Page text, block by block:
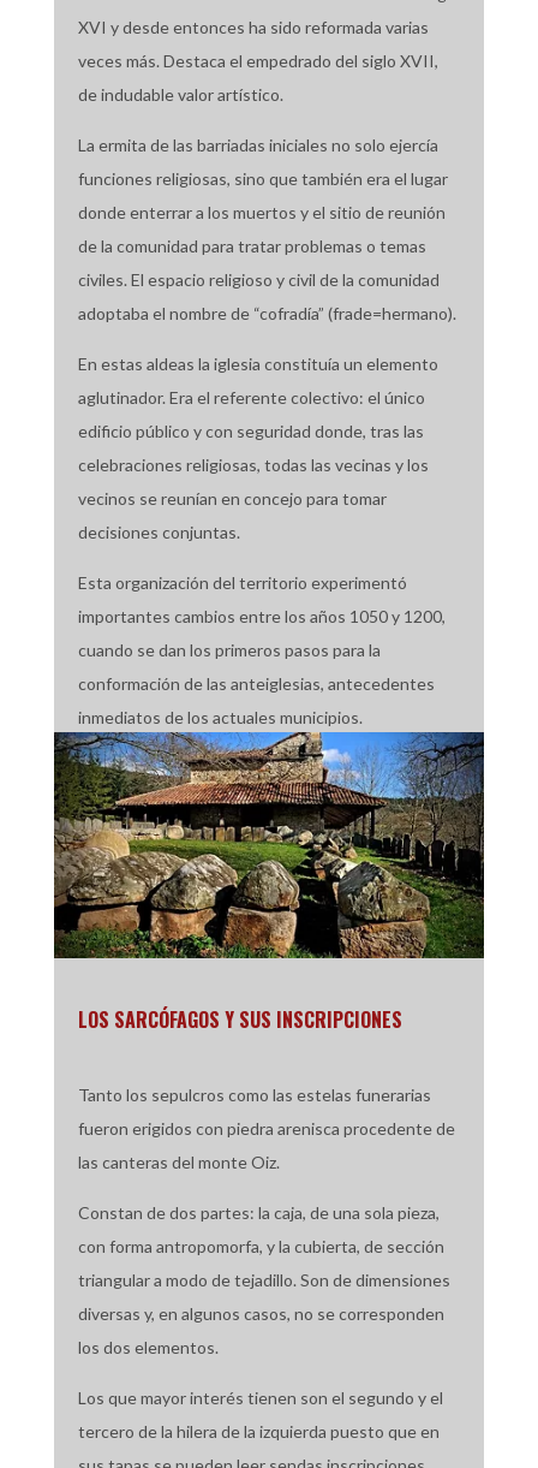
XVI y desde entonces ha sido reformada varias
veces más. Destaca el empedrado del siglo XVII,
de indudable valor artístico.
La ermita de las barriadas iniciales no solo ejercía
funciones religiosas, sino que también era el lugar
donde enterrar a los muertos y el sitio de reunión
de la comunidad para tratar problemas o temas
civiles. El espacio religioso y civil de la comunidad
adoptaba el nombre de “cofradía” (frade=hermano).
En estas aldeas la iglesia constituía un elemento
aglutinador. Era el referente colectivo: el único
edificio público y con seguridad donde, tras las
celebraciones religiosas, todas las vecinas y los
vecinos se reunían en concejo para tomar
decisiones conjuntas.
Esta organización del territorio experimentó
importantes cambios entre los años 1050 y 1200,
cuando se dan los primeros pasos para la
conformación de las anteiglesias, antecedentes
inmediatos de los actuales municipios.
LOS SARCÓFAGOS Y SUS INSCRIPCIONES
Tanto los sepulcros como las estelas funerarias
fueron erigidos con piedra arenisca procedente de
las canteras del monte Oiz.
Constan de dos partes: la caja, de una sola pieza,
con forma antropomorfa, y la cubierta, de sección
triangular a modo de tejadillo. Son de dimensiones
diversas y, en algunos casos, no se corresponden
los dos elementos.
Los que mayor interés tienen son el segundo y el
tercero de la hilera de la izquierda puesto que en